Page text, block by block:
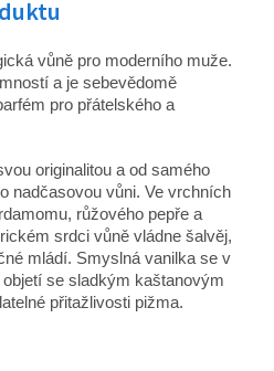
vůně pro moderního muže.
a je sebevědomě
pro přátelského a
originalitou a od samého
nadčasovou vůni. Ve vrchních
růžového pepře a
srdci vůně vládne šalvěj,
mládí. Smyslná vanilka se v
se sladkým kaštanovým
přitažlivosti pižma.